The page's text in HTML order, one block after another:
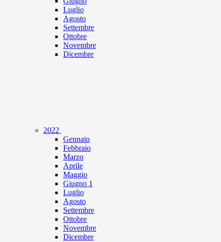
Luglio
Agosto
Settembre
Ottobre
Novembre
Dicembre
2022
Gennaio
Febbraio
Marzo
Aprile
Maggio
Giugno 1
Luglio
Agosto
Settembre
Ottobre
Novembre
Dicembre